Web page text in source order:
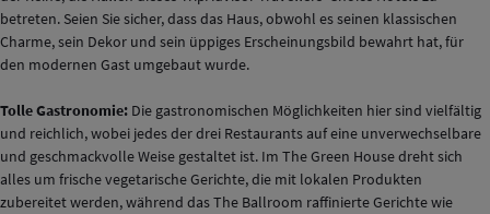
betreten. Seien Sie sicher, dass das Haus, obwohl es seinen klassischen
Charme, sein Dekor und sein üppiges Erscheinungsbild bewahrt hat, für
den modernen Gast umgebaut wurde.
Tolle Gastronomie: Die gastronomischen Möglichkeiten hier sind vielfältig
und reichlich, wobei jedes der drei Restaurants auf eine unverwechselbare
und geschmackvolle Weise gestaltet ist. Im The Green House dreht sich
alles um frische vegetarische Gerichte, die mit lokalen Produkten
zubereitet werden, während das The Ballroom raffinierte Gerichte wie